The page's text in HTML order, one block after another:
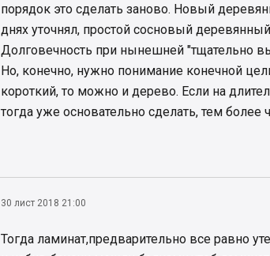
порядок это сделать заново. Новый
днях уточнял, простой сосновый
Долговечность при нынешней "тщательно
Но, конечно, нужно понимание конечной
короткий, то можно и дерево. Если на
тогда уже основательно сделать, тем более
30 лист 2018 21:00
Тогда ламинат,предварительно все равно